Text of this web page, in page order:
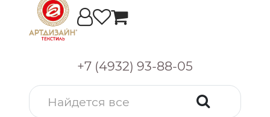
+7 (4932) 93-88-05